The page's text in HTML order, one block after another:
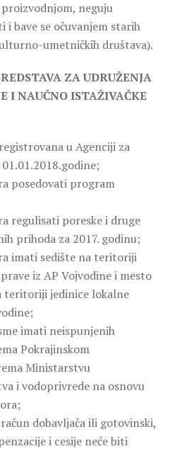
neguju
bave se očuvanjem starih
umetničkih društava).
ZA UDRUŽENJA
I NAUČNO ISTAŽIVAČKE
u Agenciji za
posedovati program
regulisati poreske i druge
prihoda za 2017. godinu;
imati sedište na teritoriji
iz AP Vojvodine i mesto
teritoriji jedinice lokalne
imati neispunjenih
Pokrajinskom
Ministarstvu
i vodoprivrede na osnovu
dobavljača ili gotovinski,
i cesije neće biti